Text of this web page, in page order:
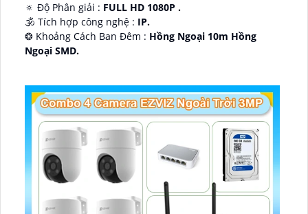
🔅 Độ Phân giải : FULL HD 1080P .
🕉️ Tích hợp công nghệ : IP.
❂ Khoảng Cách Ban Đêm : Hồng Ngoại 10m Hồng
Ngoại SMD.